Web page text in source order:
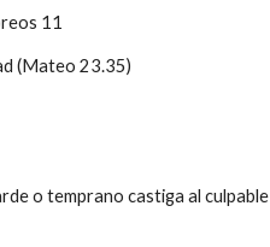
11
(Mateo 23.35)
o temprano castiga al culpable